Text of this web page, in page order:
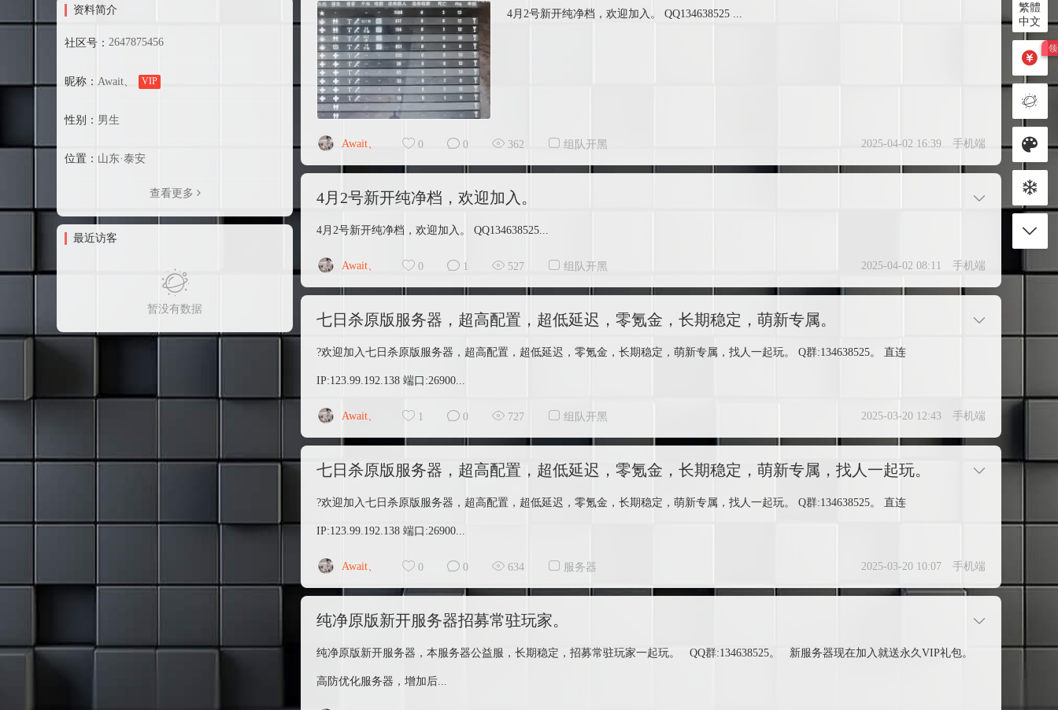
资料简介
社区号： 2647875456
昵称： Await、 VIP
性别： 男生
位置： 山东·泰安
查看更多
最近访客
暂没有数据
4月2号新开纯净档，欢迎加入。 QQ134638525 ...
Await、 0 0 362 组队开黑 2025-04-02 16:39 手机端
4月2号新开纯净档，欢迎加入。
4月2号新开纯净档，欢迎加入。 QQ134638525...
Await、 0 1 527 组队开黑 2025-04-02 08:11 手机端
七日杀原版服务器，超高配置，超低延迟，零氪金，长期稳定，萌新专属。
?欢迎加入七日杀原版服务器，超高配置，超低延迟，零氪金，长期稳定，萌新专属，找人一起玩。 Q群:134638525。 直连
IP:123.99.192.138 端口:26900...
Await、 1 0 727 组队开黑 2025-03-20 12:43 手机端
七日杀原版服务器，超高配置，超低延迟，零氪金，长期稳定，萌新专属，找人一起玩。
?欢迎加入七日杀原版服务器，超高配置，超低延迟，零氪金，长期稳定，萌新专属，找人一起玩。 Q群:134638525。 直连
IP:123.99.192.138 端口:26900...
Await、 0 0 634 服务器 2025-03-20 10:07 手机端
纯净原版新开服务器招募常驻玩家。
纯净原版新开服务器，本服务器公益服，长期稳定，招募常驻玩家一起玩。 QQ群:134638525。 新服务器现在加入就送永久VIP礼包。
高防优化服务器，增加后...
繁體
中文